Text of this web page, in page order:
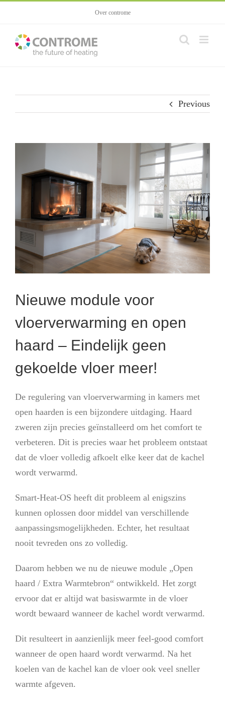
content
Over controme
Previous
Image
Nieuwe module voor
vloerverwarming en open
haard – Eindelijk geen
gekoelde vloer meer!
De regulering van vloerverwarming in kamers met
open haarden is een bijzondere uitdaging. Haard
zweren zijn precies geïnstalleerd om het comfort te
verbeteren. Dit is precies waar het probleem ontstaat
dat de vloer volledig afkoelt elke keer dat de kachel
wordt verwarmd.
Smart-Heat-OS heeft dit probleem al enigszins
kunnen oplossen door middel van verschillende
aanpassingsmogelijkheden. Echter, het resultaat
nooit tevreden ons zo volledig.
Daarom hebben we nu de nieuwe module „Open
haard / Extra Warmtebron“ ontwikkeld. Het zorgt
ervoor dat er altijd wat basiswarmte in de vloer
wordt bewaard wanneer de kachel wordt verwarmd.
Dit resulteert in aanzienlijk meer feel-good comfort
wanneer de open haard wordt verwarmd. Na het
koelen van de kachel kan de vloer ook veel sneller
warmte afgeven.